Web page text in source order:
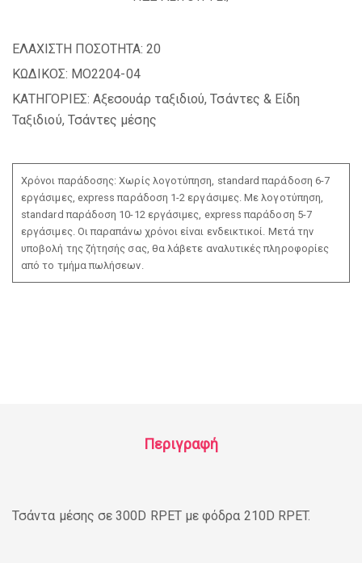
ΕΛΑΧΙΣΤΗ ΠΟΣΟΤΗΤΑ: 20
ΚΩΔΙΚΟΣ: MO2204-04
ΚΑΤΗΓΟΡΙΕΣ: Αξεσουάρ ταξιδιού,Τσάντες & Είδη
Ταξιδιού, Τσάντες μέσης
Χρόνοι παράδοσης: Χωρίς λογοτύπηση, standard παράδοση 6-7
εργάσιμες, express παράδοση 1-2 εργάσιμες. Με λογοτύπηση,
standard παράδοση 10-12 εργάσιμες, express παράδοση 5-7
εργάσιμες. Οι παραπάνω χρόνοι είναι ενδεικτικοί. Μετά την
υποβολή της ζήτησής σας, θα λάβετε αναλυτικές πληροφορίες
από το τμήμα πωλήσεων.
Περιγραφή
Τσάντα μέσης σε 300D RPET με φόδρα 210D RPET.